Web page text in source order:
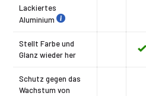
Lackiertes
Aluminium
Stellt Farbe und
Glanz wieder her
Schutz gegen das
Wachstum von